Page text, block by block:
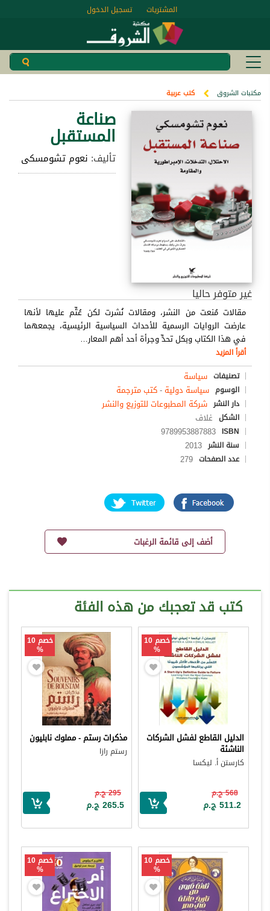
تسجيل الدخول المشتريات
مكتبات الشروق كتب عربية
صناعة
المستقبل
تأليف: نعوم تشومسكى
غير متوفر حاليا
مقالات مُنعت من النشر، ومقالات نُشرت لكن عُتِّم عليها لأنها
عارضت الروايات الرسمية للأحداث السياسية الرئيسية، يجمعهما
في هذا الكتاب وبكل تحدٍّ وجرأة أحد أهم المعار…
أقرأ المزيد
تصنيفات سياسة
الوسوم سياسة دولية -كتب مترجمة
دار النشر شركة المطبوعات للتوزيع والنشر
الشكل غلاف
ISBN
9789953887883
سنة النشر 2013
عدد الصفحات 279
أضف إلى قائمة الرغبات
كتب قد تعجبك من هذه الفئة
خصم 10
%
الدليل القاطع لفشل الشركات
الناشئة
كارستن أ. ليكسا
568 ج.م
511.2 ج.م
خصم 10
%
مذكرات رستم - مملوك نابليون
رستم رازا
295 ج.م
265.5 ج.م
خصم 10
%
خصم 10
%